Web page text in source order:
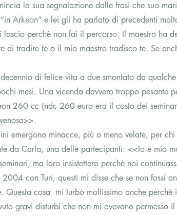
la sua segnalazione dalle frasi che suo
Arkeon” e lei gli ha parlato di precedenti
lascio perchè non fai il percorso. Il maestro ha
di tradire te o il mio maestro tradisco te. Se
di felice vita a due smontato da
mesi. Una vicenda davvero troppo pesante
260 cc (ndr, 260 euro era il costo dei
emergono minacce, più o meno velate, per
da Carla, una delle partecipanti: <<Io e mio
ma loro insistettero perchè noi
con Turi, questi mi disse che se non fossi
Questa cosa  mi turbò moltissimo anche
gravi disturbi che non mi avevano permesso